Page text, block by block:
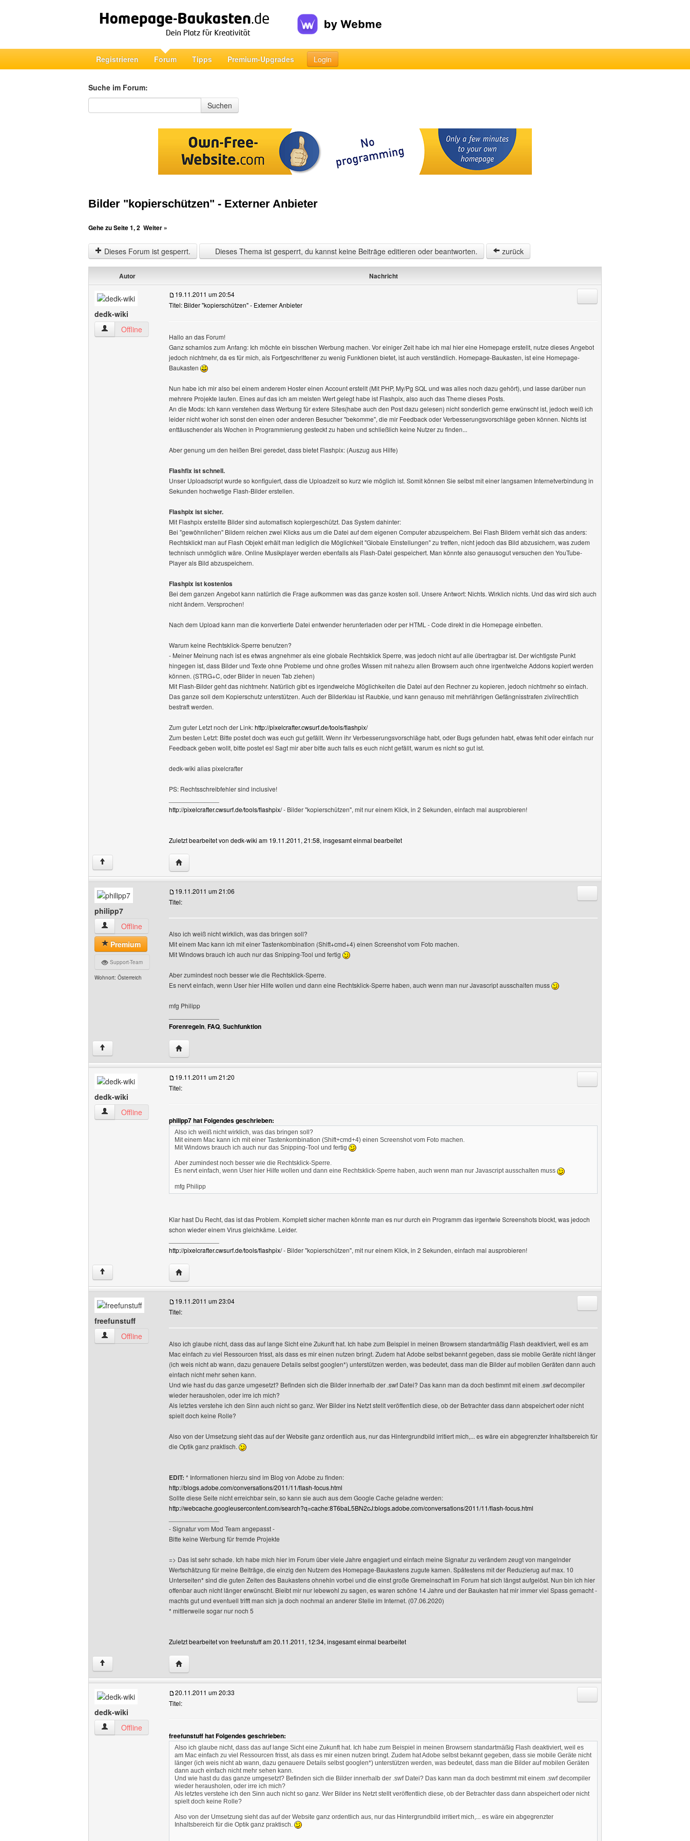
Registrieren Forum Tipps Premium-Upgrades Login
Suche im Forum:
Suche im Forum
Suchen
Bilder "kopierschützen" - Externer Anbieter
Gehe zu Seite1,2 Weiter »
Dieses Forum ist gesperrt. Dieses Thema ist gesperrt, du kannst keine Beiträge editieren oder beantworten. zurück
Autor Nachricht
dedk-wiki
dedk-wiki Benutzer-Profile anzeigen
Offline
19.11.2011 um 20:54
Titel: Bilder "kopierschützen" - Externer Anbieter
Hallo an das Forum!
Ganz schamlos zum Anfang: Ich möchte ein bisschen Werbung machen. Vor einiger Zeit habe ich mal hier eine Homepage erstellt, nutze dieses Angebot
jedoch nichtmehr, da es für mich, als Fortgeschrittener zu wenig Funktionen bietet, ist auch verständlich. Homepage-Baukasten, ist eine Homepage-
Baukasten
Nun habe ich mir also bei einem anderem Hoster einen Account erstellt (Mit PHP, My/Pg SQL und was alles noch dazu gehört), und lasse darüber nun
mehrere Projekte laufen. Eines auf das ich am meisten Wert gelegt habe ist Flashpix, also auch das Theme dieses Posts.
An die Mods: Ich kann verstehen dass Werbung für extere Sites(habe auch den Post dazu gelesen) nicht sonderlich gerne erwünscht ist, jedoch weiß ich
leider nicht woher ich sonst den einen oder anderen Besucher "bekomme", die mir Feedback oder Verbesserungsvorschläge geben können. Nichts ist
enttäuschender als Wochen in Programmierung gesteckt zu haben und schließlich keine Nutzer zu finden...
Aber genung um den heißen Brei geredet, dass bietet Flashpix: (Auszug aus Hilfe)
Flashfix ist schnell.
Unser Uploadscript wurde so konfiguiert, dass die Uploadzeit so kurz wie möglich ist. Somit können Sie selbst mit einer langsamen Internetverbindung in
Sekunden hochwetige Flash-Bilder erstellen.
Flashpix ist sicher.
Mit Flashpix erstellte Bilder sind automatisch kopiergeschützt. Das System dahinter:
Bei "gewöhnlichen" Bildern reichen zwei Klicks aus um die Datei auf dem eigenen Computer abzuspeichern. Bei Flash Bildern verhät sich das anders:
Rechtsklickt man auf Flash Objekt erhält man lediglich die Möglichkeit "Globale Einstellungen" zu treffen, nicht jedoch das Bild abzusichern, was zudem
technisch unmöglich wäre. Online Musikplayer werden ebenfalls als Flash-Datei gespeichert. Man könnte also genausogut versuchen den YouTube-
Player als Bild abzuspeichern.
Flashpix ist kostenlos
Bei dem ganzen Angebot kann natürlich die Frage aufkommen was das ganze kosten soll. Unsere Antwort: Nichts. Wirklich nichts. Und das wird sich auch
nicht ändern. Versprochen!
Nach dem Upload kann man die konvertierte Datei entwender herunterladen oder per HTML - Code direkt in die Homepage einbetten.
Warum keine Rechtsklick-Sperre benutzen?
- Meiner Meinung nach ist es etwas angnehmer als eine globale Rechtsklick Sperre, was jedoch nicht auf alle übertragbar ist. Der wichtigste Punkt
hingegen ist, dass Bilder und Texte ohne Probleme und ohne großes Wissen mit nahezu allen Browsern auch ohne irgentwelche Addons kopiert werden
können. (STRG+C, oder Bilder in neuen Tab ziehen)
Mit Flash-Bilder geht das nichtmehr. Natürlich gibt es irgendwelche Möglichkeiten die Datei auf den Rechner zu kopieren, jedoch nichtmehr so einfach.
Das ganze soll dem Kopierschutz unterstützen. Auch der Bilderklau ist Raubkie, und kann genauso mit mehrlährigen Gefängnisstrafen zivilrechtlich
bestraft werden.
Zum guter Letzt noch der Link:http://pixelcrafter.cwsurf.de/tools/flashpix/
Zum besten Letzt: Bitte postet doch was euch gut gefällt. Wenn ihr Verbesserungsvorschläge habt, oder Bugs gefunden habt, etwas fehlt oder einfach nur
Feedback geben wollt, bitte postet es! Sagt mir aber bitte auch falls es euch nicht gefällt, warum es nicht so gut ist.
dedk-wiki alias pixelcrafter
PS: Rechtsschreibfehler sind inclusive!
http://pixelcrafter.cwsurf.de/tools/flashpix/- Bilder "kopierschützen", mit nur einem Klick, in 2 Sekunden, einfach mal ausprobieren!
Zuletzt bearbeitet von dedk-wiki am 19.11.2011, 21:58, insgesamt einmal bearbeitet
↑ Website dieses Benutzers besuchen: dedk-wiki
philipp7
philipp7 Benutzer-Profile anzeigen
Offline
Premium
Support-Team
Wohnort: Österreich
19.11.2011 um 21:06
Titel:
Also ich weiß nicht wirklich, was das bringen soll?
Mit einem Mac kann ich mit einer Tastenkombination (Shift+cmd+4) einen Screenshot vom Foto machen.
Mit Windows brauch ich auch nur das Snipping-Tool und fertig
Aber zumindest noch besser wie die Rechtsklick-Sperre.
Es nervt einfach, wenn User hier Hilfe wollen und dann eine Rechtsklick-Sperre haben, auch wenn man nur Javascript ausschalten muss
mfg Philipp
Forenregeln, FAQ, Suchfunktion
↑ Website dieses Benutzers besuchen: philipp7
dedk-wiki
dedk-wiki Benutzer-Profile anzeigen
Offline
19.11.2011 um 21:20
Titel:
philipp7 hat Folgendes geschrieben:
Also ich weiß nicht wirklich, was das bringen soll?
Mit einem Mac kann ich mit einer Tastenkombination (Shift+cmd+4) einen Screenshot vom Foto machen.
Mit Windows brauch ich auch nur das Snipping-Tool und fertig
Aber zumindest noch besser wie die Rechtsklick-Sperre.
Es nervt einfach, wenn User hier Hilfe wollen und dann eine Rechtsklick-Sperre haben, auch wenn man nur Javascript ausschalten muss
mfg Philipp
Klar hast Du Recht, das ist das Problem. Komplett sicher machen könnte man es nur durch ein Programm das irgentwie Screenshots blockt, was jedoch
schon wieder einem Virus gleichkäme. Leider.
http://pixelcrafter.cwsurf.de/tools/flashpix/- Bilder "kopierschützen", mit nur einem Klick, in 2 Sekunden, einfach mal ausprobieren!
↑ Website dieses Benutzers besuchen: dedk-wiki
freefunstuff
freefunstuff Benutzer-Profile anzeigen
Offline
19.11.2011 um 23:04
Titel:
Also ich glaube nicht, dass das auf lange Sicht eine Zukunft hat. Ich habe zum Beispiel in meinen Browsern standartmäßig Flash deaktiviert, weil es am
Mac einfach zu viel Ressourcen frisst, als dass es mir einen nutzen bringt. Zudem hat Adobe selbst bekannt gegeben, dass sie mobile Geräte nicht länger
(ich weis nicht ab wann, dazu genauere Details selbst googlen*) unterstützen werden, was bedeutet, dass man die Bilder auf mobilen Geräten dann auch
einfach nicht mehr sehen kann.
Und wie hast du das ganze umgesetzt? Befinden sich die Bilder innerhalb der .swf Datei? Das kann man da doch bestimmt mit einem .swf decompiler
wieder herausholen, oder irre ich mich?
Als letztes verstehe ich den Sinn auch nicht so ganz. Wer Bilder ins Netzt stellt veröffentlich diese, ob der Betrachter dass dann abspeichert oder nicht
spielt doch keine Rolle?
Also von der Umsetzung sieht das auf der Website ganz ordentlich aus, nur das Hintergrundbild irritiert mich,... es wäre ein abgegrenzter Inhaltsbereich für
die Optik ganz praktisch.
EDIT: * Informationen hierzu sind im Blog von Adobe zu finden:
http://blogs.adobe.com/conversations/2011/11/flash-focus.html
Sollte diese Seite nicht erreichbar sein, so kann sie auch aus dem Google Cache geladne werden:
http://webcache.googleusercontent.com/search?q=cache:8T6baL5BN2cJ:blogs.adobe.com/conversations/2011/11/flash-focus.html
- Signatur vom Mod Team angepasst -
Bitte keine Werbung für fremde Projekte
=> Das ist sehr schade. Ich habe mich hier im Forum über viele Jahre engagiert und einfach meine Signatur zu verändern zeugt von mangelnder
Wertschätzung für meine Beiträge, die einzig den Nutzern des Homepage-Baukastens zugute kamen. Spätestens mit der Reduzierug auf max. 10
Unterseiten* sind die guten Zeiten des Baukastens ohnehin vorbei und die einst große Gremeinschaft im Forum hat sich längst aufgelöst. Nun bin ich hier
offenbar auch nicht länger erwünscht. Bleibt mir nur lebewohl zu sagen, es waren schöne 14 Jahre und der Baukasten hat mir immer viel Spass gemacht -
machts gut und eventuell trifft man sich ja doch nochmal an anderer Stelle im Internet. (07.06.2020)
* mittlerweile sogar nur noch 5
Zuletzt bearbeitet von freefunstuff am 20.11.2011, 12:34, insgesamt einmal bearbeitet
↑ Website dieses Benutzers besuchen: freefunstuff
dedk-wiki
dedk-wiki Benutzer-Profile anzeigen
Offline
20.11.2011 um 20:33
Titel:
freefunstuff hat Folgendes geschrieben:
Also ich glaube nicht, dass das auf lange Sicht eine Zukunft hat. Ich habe zum Beispiel in meinen Browsern standartmäßig Flash deaktiviert, weil es
am Mac einfach zu viel Ressourcen frisst, als dass es mir einen nutzen bringt. Zudem hat Adobe selbst bekannt gegeben, dass sie mobile Geräte nicht
länger (ich weis nicht ab wann, dazu genauere Details selbst googlen*) unterstützen werden, was bedeutet, dass man die Bilder auf mobilen Geräten
dann auch einfach nicht mehr sehen kann.
Und wie hast du das ganze umgesetzt? Befinden sich die Bilder innerhalb der .swf Datei? Das kann man da doch bestimmt mit einem .swf decompiler
wieder herausholen, oder irre ich mich?
Als letztes verstehe ich den Sinn auch nicht so ganz. Wer Bilder ins Netzt stellt veröffentlich diese, ob der Betrachter dass dann abspeichert oder nicht
spielt doch keine Rolle?
Also von der Umsetzung sieht das auf der Website ganz ordentlich aus, nur das Hintergrundbild irritiert mich,... es wäre ein abgegrenzter
Inhaltsbereich für die Optik ganz praktisch.